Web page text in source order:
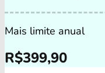
Mais limite anual
R$399,90